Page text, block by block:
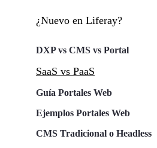
¿Nuevo en Liferay?
DXP vs CMS vs Portal
SaaS vs PaaS
Guía Portales Web
Ejemplos Portales Web
CMS Tradicional o Headless